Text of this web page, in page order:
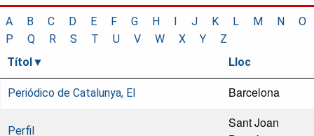
A B C D E F G H I J K L M N
O
P
Q R S T U V W X Y
Z
Títol
Lloc
Periódico de Catalunya, El Barcelona
Perfil
Sant Joan